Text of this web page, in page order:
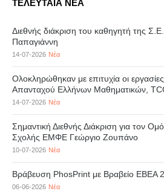
ΤΕΛΕΥΤΑΙΑ ΝΕΑ
Διεθνής διάκριση του καθηγητή της
Παπαγιάννη
14-07-2026 Νέα
Ολοκληρώθηκαν με επιτυχία οι
Απανταχού Ελλήνων Μαθηματικών,
14-07-2026 Νέα
Σημαντική Διεθνής Διάκριση για τον
Σχολής ΕΜΦΕ Γεώργιο Ζουπάνο
10-07-2026 Νέα
Βράβευση PhosPrint με Βραβείο ΕΒΕΑ
06-06-2026 Νέα